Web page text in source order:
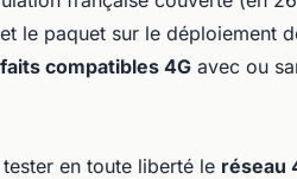
le paquet sur le déploiement
compatibles 4G avec ou
en toute liberté le réseau